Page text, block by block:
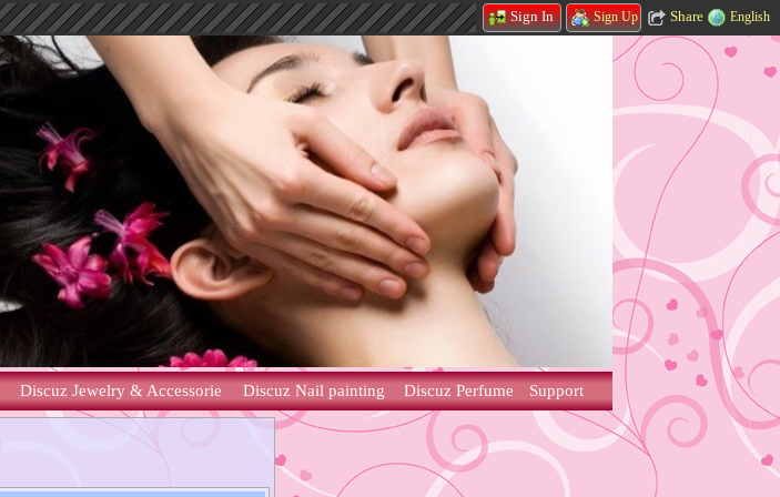
Sign In Sign Up Share English
Discuz Jewelry & Accessorie Discuz Nail painting Discuz Perfume Support